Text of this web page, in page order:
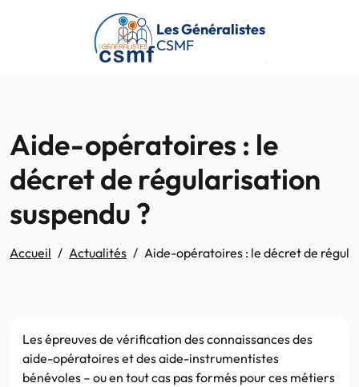
Passer au contenu principal
Les Généralistes
CSMF
Aide-opératoires : le
décret de régularisation
suspendu ?
Accueil Actualités Aide-opératoires : le décret de
Les épreuves de vérification des connaissances des
aide-opératoires et des aide-instrumentistes
bénévoles – ou en tout cas pas formés pour ces métiers